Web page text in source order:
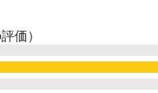
5
価）